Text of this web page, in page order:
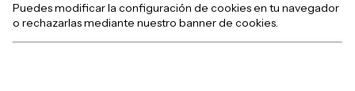
Puedes modificar la configuración de cookies en tu navegador
o rechazarlas mediante nuestro banner de cookies.